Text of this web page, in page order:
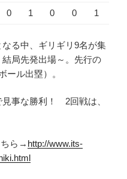
0 1 0 0 1
る中、ギリギリ9名が集
局先発出場～。先行の
ール出塁）。
事な勝利！ 2回戦は、
ちら→ http://www.its-